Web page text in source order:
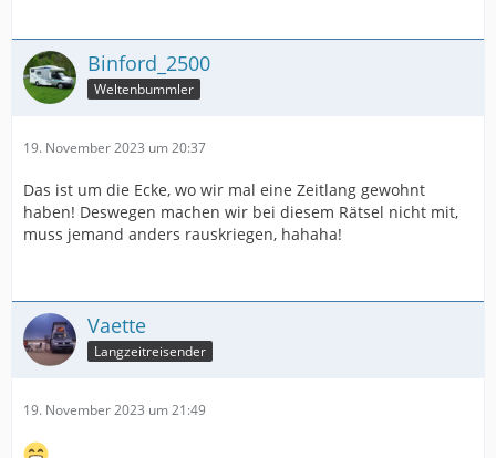
Binford_2500
Weltenbummler
19. November 2023 um 20:37
Das ist um die Ecke, wo wir mal eine Zeitlang gewohnt
haben! Deswegen machen wir bei diesem Rätsel nicht mit,
muss jemand anders rauskriegen, hahaha!
Vaette
Langzeitreisender
19. November 2023 um 21:49